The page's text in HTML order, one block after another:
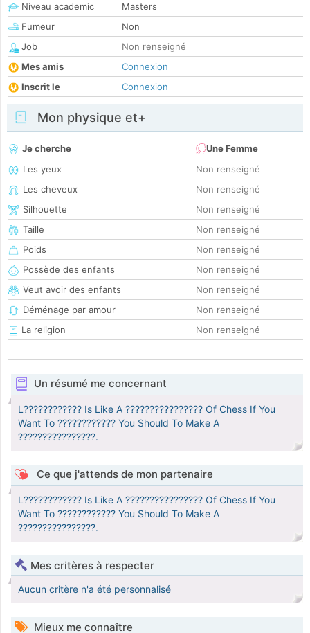
Niveau academic
Masters
Fumeur
Non
Job
Non renseigné
Mes amis
Connexion
Inscrit le
Connexion
Mon physique et+
Je cherche
Une Femme
Les yeux
Non renseigné
Les cheveux
Non renseigné
Silhouette
Non renseigné
Taille
Non renseigné
Poids
Non renseigné
Possède des enfants
Non renseigné
Veut avoir des enfants
Non renseigné
Déménage par amour
Non renseigné
La religion
Non renseigné
Un résumé me concernant
L???????????? Is Like A ???????????????? Of Chess If You
Want To ???????????? You Should To Make A
????????????????.
Ce que j'attends de mon partenaire
L???????????? Is Like A ???????????????? Of Chess If You
Want To ???????????? You Should To Make A
????????????????.
Mes critères à respecter
Aucun critère n'a été personnalisé
Mieux me connaître